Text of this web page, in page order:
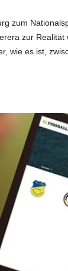
zum
zur Realität
wie es ist,